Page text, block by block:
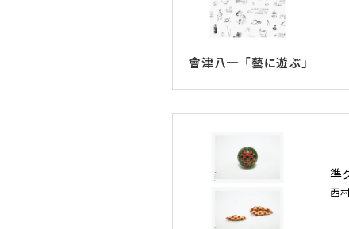
會津八一「藝に遊ぶ」
準
西